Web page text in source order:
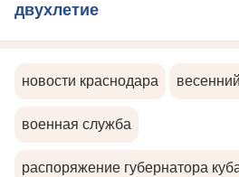
двухлетие
новости краснодара
военная служба
распоряжение губернатора